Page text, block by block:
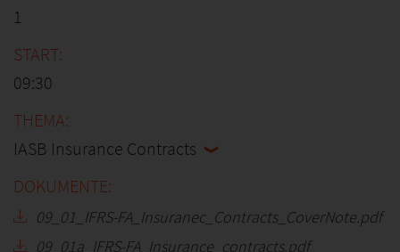
1
09:30
IASB Insurance Contracts
09_01_IFRS-FA_Insuranec_Contracts_CoverNote.pdf
09_01a_IFRS-FA_Insurance_contracts.pdf